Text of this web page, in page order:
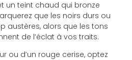
un teint chaud qui bronze
que les noirs durs ou
austères, alors que les tons
de l’éclat à vos traits.
ou d’un rouge cerise, optez